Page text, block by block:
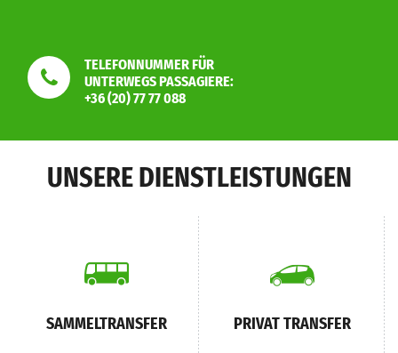
TELEFONNUMMER FÜR
UNTERWEGS PASSAGIERE:
+36 (20) 77 77 088
UNSERE DIENSTLEISTUNGEN
SAMMELTRANSFER PRIVAT TRANSFER